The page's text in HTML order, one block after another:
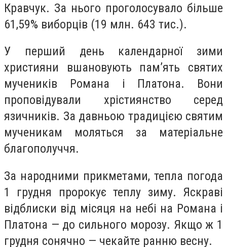
Кравчук. За нього проголосувало більше
61,59% виборців (19 млн. 643 тис.).
У перший день календарної зими
християни вшановують пам’ять святих
мучеників Романа і Платона. Вони
проповідували хрістиянство серед
язичників. За давньою традицією святим
мученикам моляться за матеріальне
благополуччя.
За народними прикметами, тепла погода
1 грудня пророкує теплу зиму. Яскраві
відблиски від місяця на небі на Романа і
Платона — до сильного морозу. Якщо ж 1
грудня сонячно — чекайте ранню весну.